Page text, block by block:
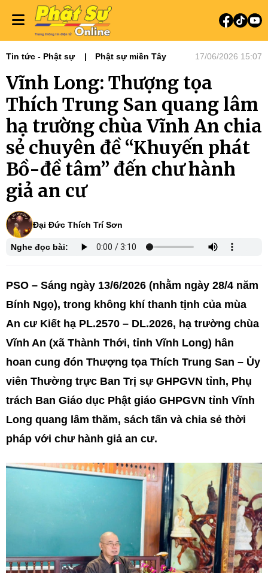
Tin tức - Phật sự Phật sự miền Tây 17/06/2026 15:07
Vĩnh Long: Thượng tọa
Thích Trung San quang lâm
hạ trường chùa Vĩnh An chia
sẻ chuyên đề “Khuyến phát
Bồ-đề tâm” đến chư hành
giả an cư
Đại Đức Thích Trí Sơn
Nghe đọc bài:
PSO – Sáng ngày 13/6/2026 (nhằm ngày 28/4 năm
Bính Ngọ), trong không khí thanh tịnh của mùa
An cư Kiết hạ PL.2570 – DL.2026, hạ trường chùa
Vĩnh An (xã Thành Thới, tỉnh Vĩnh Long) hân
hoan cung đón Thượng tọa Thích Trung San – Ủy
viên Thường trực Ban Trị sự GHPGVN tỉnh, Phụ
trách Ban Giáo dục Phật giáo GHPGVN tỉnh Vĩnh
Long quang lâm thăm, sách tấn và chia sẻ thời
pháp với chư hành giả an cư.